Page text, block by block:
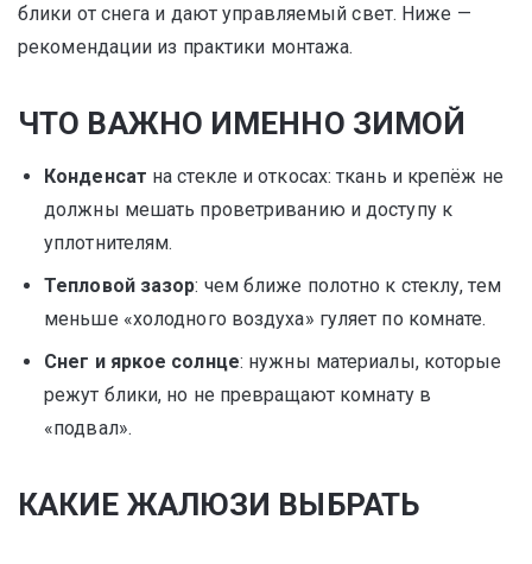
блики от снега и дают управляемый свет. Ниже —
рекомендации из практики монтажа.
ЧТО ВАЖНО ИМЕННО ЗИМОЙ
Конденсат на стекле и откосах: ткань и крепёж не
должны мешать проветриванию и доступу к
уплотнителям.
Тепловой зазор: чем ближе полотно к стеклу, тем
меньше «холодного воздуха» гуляет по комнате.
Снег и яркое солнце: нужны материалы, которые
режут блики, но не превращают комнату в
«подвал».
КАКИЕ ЖАЛЮЗИ ВЫБРАТЬ